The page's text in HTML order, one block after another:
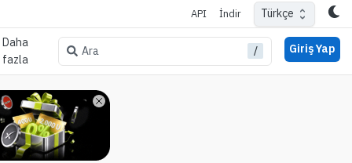
API İndir Türkçe
Daha
fazla
Ara / Giriş Yap